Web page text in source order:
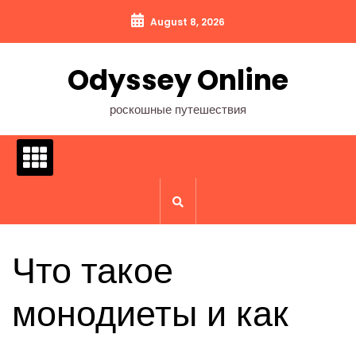
содержимому
August 8, 2026
Odyssey Online
роскошные путешествия
Что такое
монодиеты и как